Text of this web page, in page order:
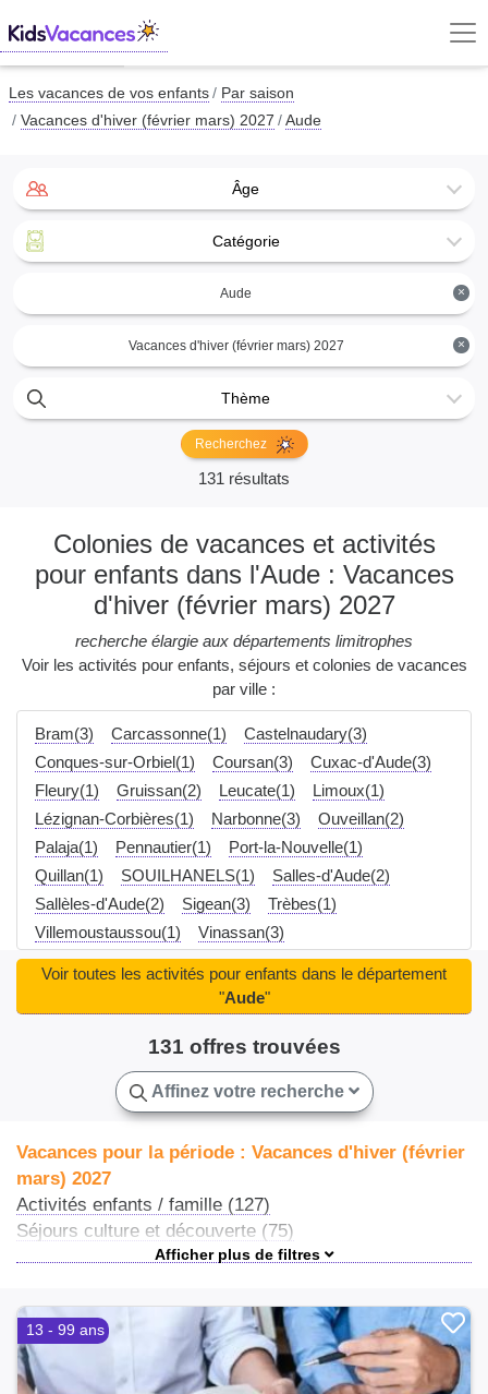
Les vacances de vos enfants
Par saison
Vacances d'hiver (février mars) 2027
Aude
Âge
Catégorie
×
Aude
×
Vacances d'hiver (février mars) 2027
Thème
Recherchez
131 résultats
Colonies de vacances et activités
pour enfants dans l'Aude : Vacances
d'hiver (février mars) 2027
recherche élargie aux départements limitrophes
Voir les activités pour enfants, séjours et colonies de vacances
par ville :
Bram(3) Carcassonne(1)
Castelnaudary(3)
Conques-sur-Orbiel(1)
Coursan(3)
Cuxac-d'Aude(3)
Fleury(1)
Gruissan(2) Leucate(1)
Limoux(1)
Lézignan-Corbières(1)
Narbonne(3)
Ouveillan(2)
Palaja(1)
Pennautier(1)
Port-la-Nouvelle(1)
Quillan(1)
SOUILHANELS(1)
Salles-d'Aude(2)
Sallèles-d'Aude(2)
Sigean(3)
Trèbes(1)
Villemoustaussou(1)
Vinassan(3)
131 offres trouvées
Voir toutes les activités pour enfants dans le département
"Aude"
Affinez votre recherche
Vacances pour la période : Vacances d'hiver (février
mars) 2027
Activités enfants / famille (127)
Séjours culture et découverte (75)
Ateliers et stages (57)
Centres de loisirs (20)
Séjours éco-responsable (14)
Vacances en famille (14)
Stages sportifs (9)
13 - 99 ans